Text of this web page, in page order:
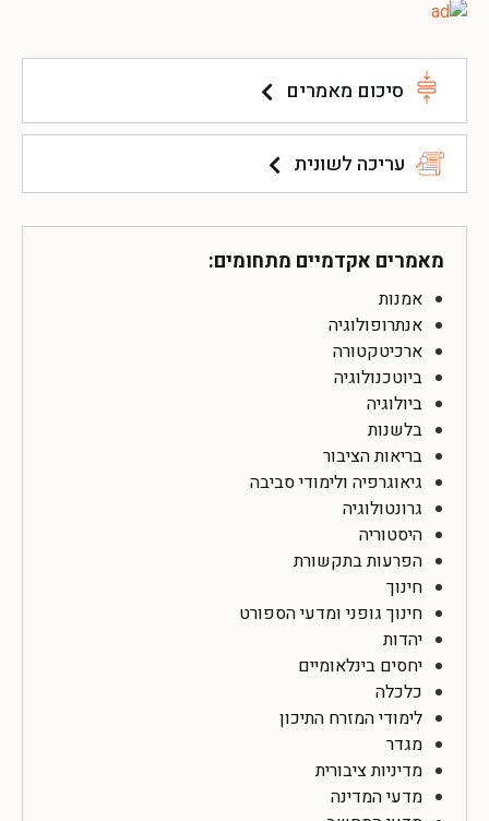
סיכום מאמרים
עריכה לשונית
מאמרים אקדמיים מתחומים:
אמנות
אנתרופולוגיה
ארכיטקטורה
ביוטכנולוגיה
ביולוגיה
בלשנות
בריאות הציבור
גיאוגרפיה ולימודי סביבה
גרונטולוגיה
היסטוריה
הפרעות בתקשורת
חינוך
חינוך גופני ומדעי הספורט
יהדות
יחסים בינלאומיים
כלכלה
לימודי המזרח התיכון
מגדר
מדיניות ציבורית
מדעי המדינה